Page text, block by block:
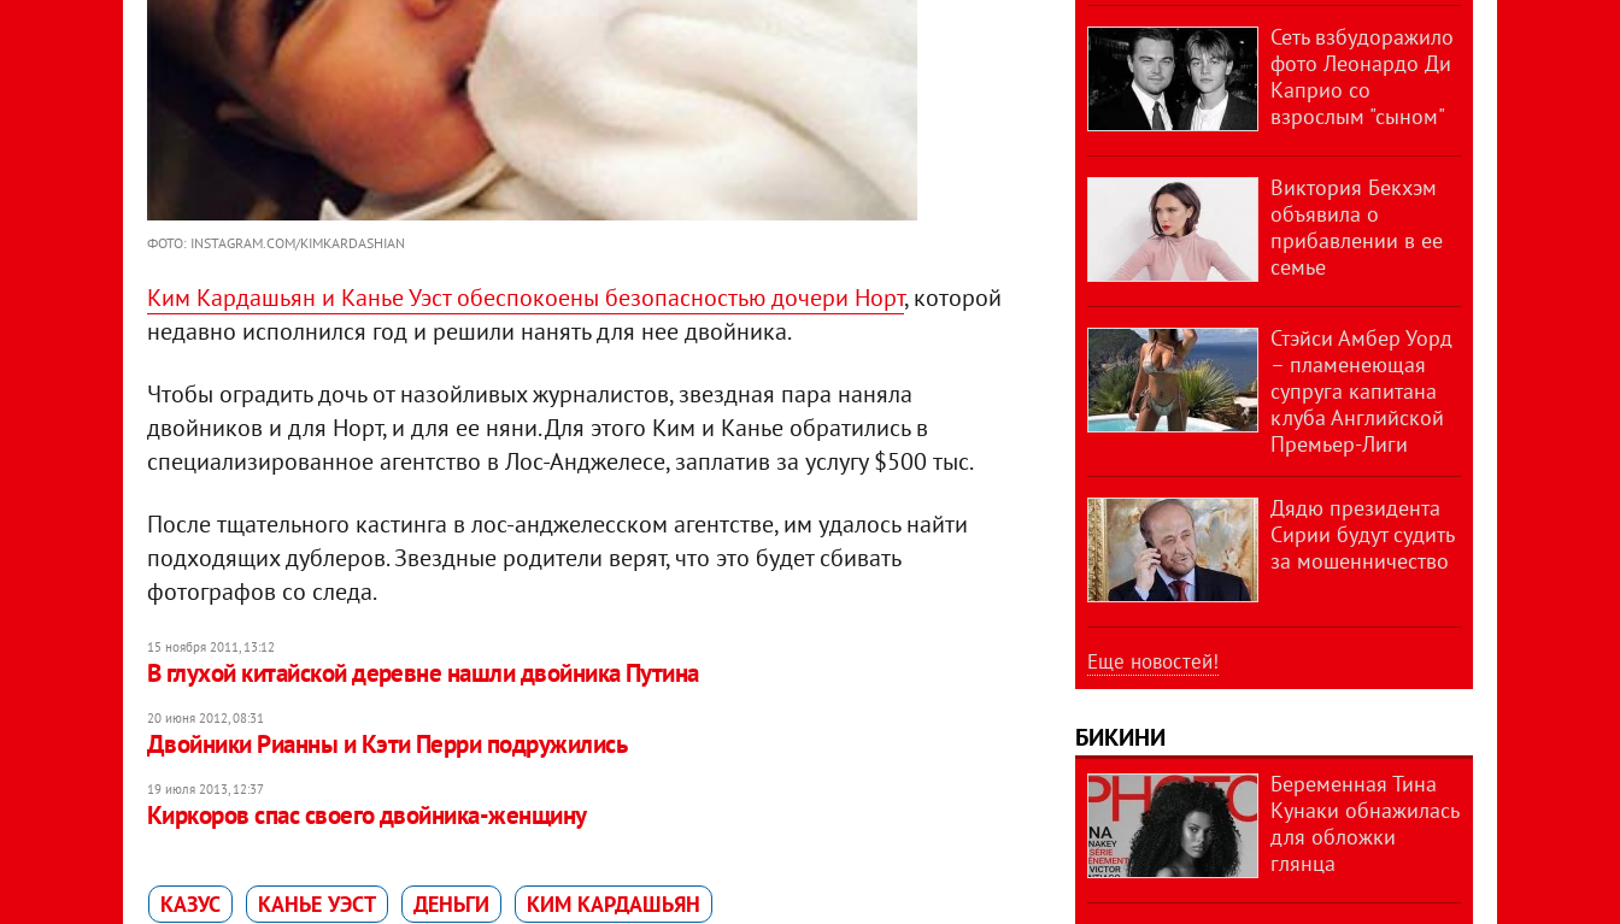
ФОТО: INSTAGRAM.COM/KIMKARDASHIAN
Ким Кардашьян и Канье Уэст обеспокоены безопасностью дочери Норт, которой
недавно исполнился год и решили нанять для нее двойника.
Чтобы оградить дочь от назойливых журналистов, звездная пара наняла
двойников и для Норт, и для ее няни. Для этого Ким и Канье обратились в
специализированное агентство в Лос-Анджелесе, заплатив за услугу $500 тыс.
После тщательного кастинга в лос-анджелесском агентстве, им удалось найти
подходящих дублеров. Звездные родители верят, что это будет сбивать
фотографов со следа.
15 ноября 2011, 13:12
В глухой китайской деревне нашли двойника Путина
20 июня 2012, 08:31
Двойники Рианны и Кэти Перри подружились
19 июля 2013, 12:37
Киркоров спас своего двойника-женщину
КАЗУС КАНЬЕ УЭСТ ДЕНЬГИ КИМ КАРДАШЬЯН
Сеть взбудоражило
фото Леонардо Ди
Каприо со
взрослым "сыном"
Виктория Бекхэм
объявила о
прибавлении в ее
семье
Стэйси Амбер Уорд
– пламенеющая
супруга капитана
клуба Английской
Премьер-Лиги
Дядю президента
Сирии будут судить
за мошенничество
Еще новостей!
БИКИНИ
Беременная Тина
Кунаки обнажилась
для обложки
глянца